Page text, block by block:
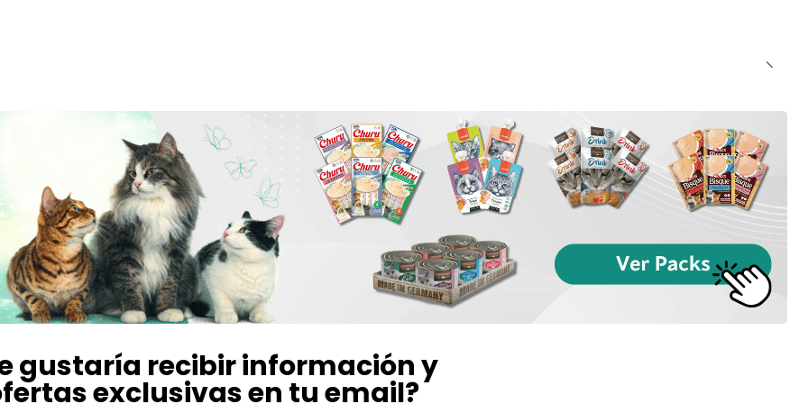
gustaría recibir información y
exclusivas en tu email?